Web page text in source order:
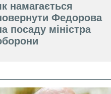
намагається
Федорова
посаду міністра